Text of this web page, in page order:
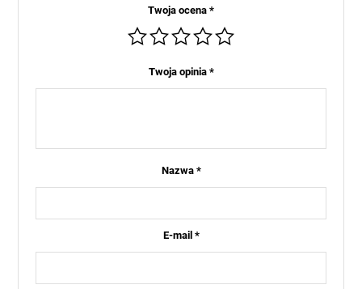
Twoja ocena *
Twoja opinia *
Nazwa *
E-mail *